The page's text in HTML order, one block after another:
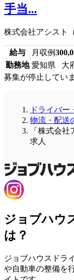
手当...
株式会社アシスト
給与 月収例
勤務地 愛知県 大
募集が停止してい
ドライバー
物流・配送
「株式会
求人
ジョブハウ
は？
ジョブハウスドラ
や自動車の整備を